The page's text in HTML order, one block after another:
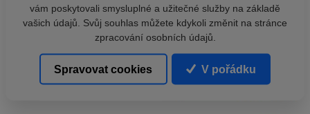
vám poskytovali smysluplné a užitečné služby na základě
vašich údajů. Svůj souhlas můžete kdykoli změnit na stránce
zpracování osobních údajů.
Spravovat cookies V pořádku